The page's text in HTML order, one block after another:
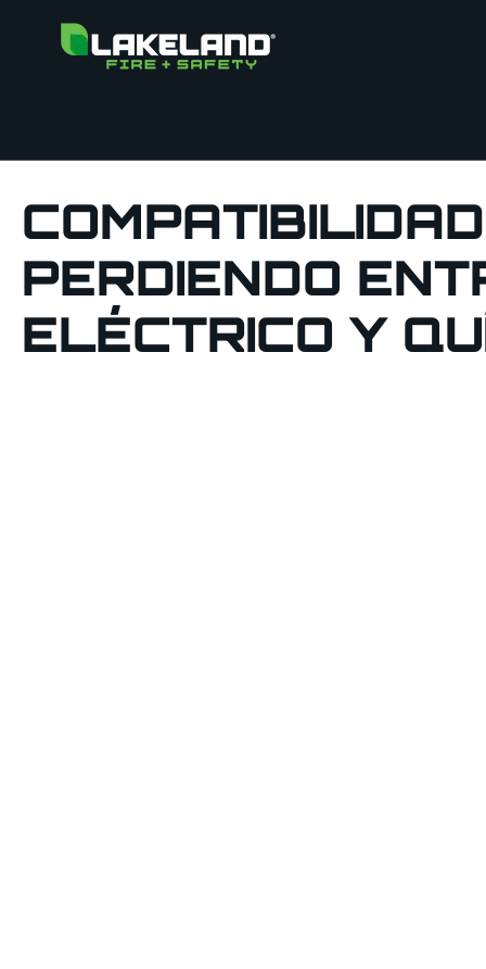
PERDIENDO
ELÉCTRICO Y